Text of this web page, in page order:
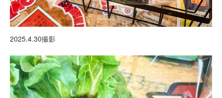
2025.4.30撮影